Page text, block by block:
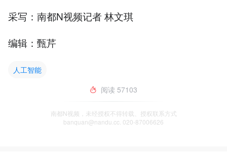
采写：南都N视频记者 林文琪
编辑：甄芹
人工智能
阅读 57103
南都N视频，未经授权不得转载、授权联系方式
banquan@nandu.cc. 020-87006626